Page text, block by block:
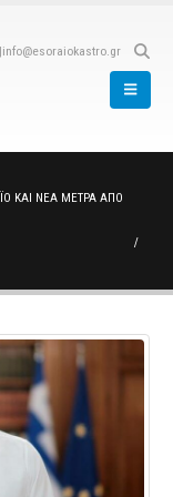
|info@esoraiokastro.gr
ΚΑΙ ΝΈΑ ΜΈΤΡΑ ΑΠΌ